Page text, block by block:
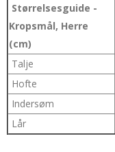
Størrelsesguide -
Kropsmål, Herre
(cm)
Talje
Hofte
Indersøm
Lår